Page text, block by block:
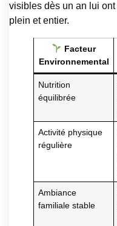
visibles dès un an lui
plein et entier.
Facteur
Environnemental
Nutrition
équilibrée
Activité physique
régulière
Ambiance
familiale stable